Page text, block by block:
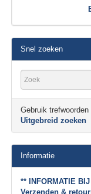
Snel zoeken
Gebruik
Uitgebreid zoeken
Informatie
** INFORMATIE
Verzenden &